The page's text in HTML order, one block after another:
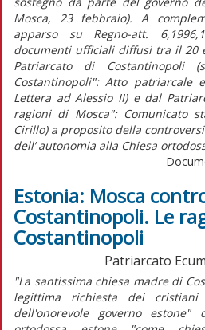
Mosca, 23 febbraio). A
apparso su Regno-att.
documenti ufficiali diffusi tra il 20
Patriarcato di
Costantinopoli": Atto patriarcale
Lettera ad Alessio II) e dal
ragioni di Mosca": Comunicato
Cirillo) a proposito della
dell’ autonomia alla Chiesa
Estonia: Mosca
Costantinopoli. Le
Costantinopoli
Patriarcato
"La santissima chiesa madre di
legittima richiesta dei
dell'onorevole governo